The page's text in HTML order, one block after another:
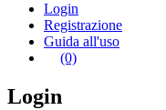
Login
Registrazione
Guida all'uso
(0)
Login